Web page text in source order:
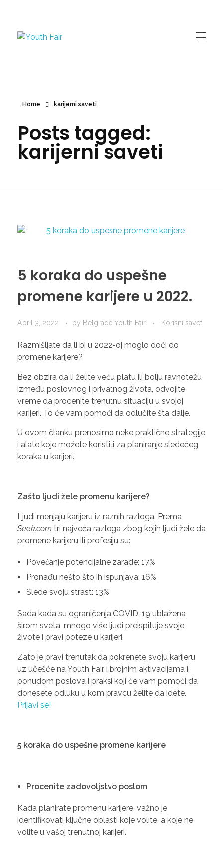
Home karijerni saveti
Posts tagged:
karijerni saveti
5 koraka do uspešne
promene karijere u 2022.
April 3, 2022 by Belgrade Youth Fair Korisni saveti
Razmišljate da li bi u 2022-oj moglo doći do
promene karijere?
Bez obzira da li želite veću platu ili bolju ravnotežu
između poslovnog i privatnog života, odvojite
vreme da procenite trenutnu situaciju u svojoj
karijeri. To će vam pomoći da odlučite šta dalje.
U ovom članku prenosimo neke praktične strategije
i alate koje možete koristiti za planiranje sledećeg
koraka u karijeri.
Zašto ljudi žele promenu karijere?
Ljudi menjaju karijeru iz raznih razloga. Prema
Seek.com tri najveća razloga zbog kojih ljudi žele da
promene karijeru ili profesiju su:
Povećanje potencijalne zarade: 17%
Pronađu nešto što ih ispunjava: 16%
Slede svoju strast: 13%
Sada kada su ograničenja COVID-19 ublažena
širom sveta, mnogo više ljudi preispituje svoje
živote i pravi poteze u karijeri.
Zato je pravi trenutak da pokrenete svoju karijeru
uz učešće na Youth Fair i brojnim aktivacijama i
ponudom poslova i praksi koji će vam pomoći da
donesete odluku u kom pravcu želite da idete.
Prijavi se!
5 koraka do uspešne promene karijere
Procenite zadovoljstvo poslom
Kada planirate promenu karijere, važno je
identifikovati ključne oblasti koje volite, a koje ne
volite u vašoj trenutnoj karijeri.